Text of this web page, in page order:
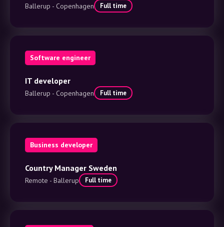
Ballerup - Copenhagen Full time
Software engineer
IT developer
Ballerup - Copenhagen Full time
Business developer
Country Manager Sweden
Remote - Ballerup Full time